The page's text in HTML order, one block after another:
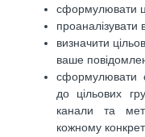
сформулювати
проаналізувати
визначити
ваше
сформулювати
до цільових
канали та
кожному